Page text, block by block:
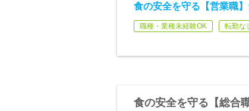
食の安全を守る【営業職
職種・業種未経験OK 転勤な
食の安全を守る【総合